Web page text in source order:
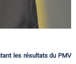
les résultats du PMV